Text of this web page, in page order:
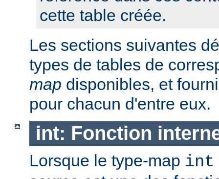
cette table créée.
Les sections suivantes
types de tables de
map disponibles, et
pour chacun d'entre eux.
int: Fonction
Lorsque le type-map int